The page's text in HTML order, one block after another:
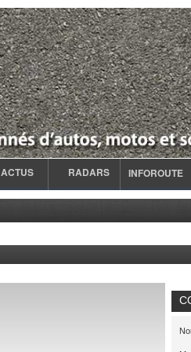
ACTUS RADARS INFOROUTE